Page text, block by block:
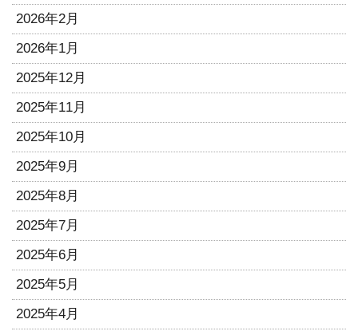
2026年2月
2026年1月
2025年12月
2025年11月
2025年10月
2025年9月
2025年8月
2025年7月
2025年6月
2025年5月
2025年4月